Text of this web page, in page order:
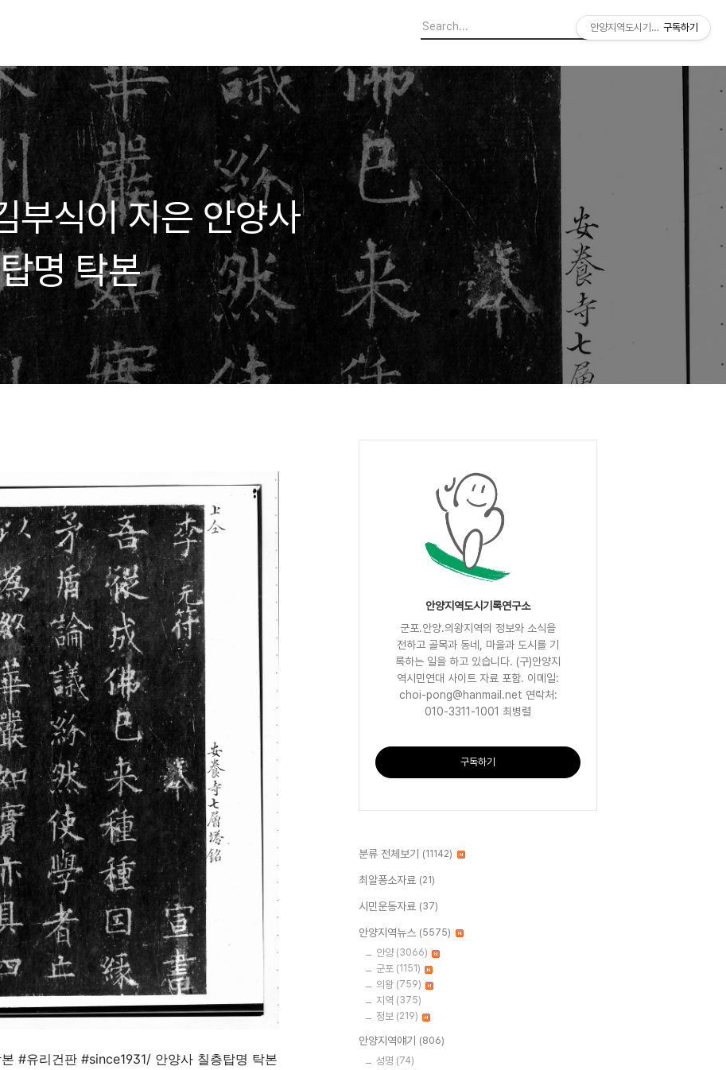
식이 지은 안양사
명 탁본
#유리건판 #since1931/ 안양사 칠층탑명 탁본
안양지역도시기록연구소
군포.안양.의왕지역의 정보와 소식을
전하고 골목과 동네, 마을과 도시를 기
록하는 일을 하고 있습니다. (구)안양지
역시민연대 사이트 자료 포함. 이메일:
choi-pong@hanmail.net 연락처:
010-3311-1001 최병렬
구독하기
분류 전체보기 (11142)
최알퐁소자료 (21)
시민운동자료 (37)
안양지역뉴스 (5575)
안양 (3066)
군포 (1151)
의왕 (759)
지역 (375)
정보 (219)
안양지역얘기 (806)
성명 (74)
안양지역도시기록연구소
구독하기